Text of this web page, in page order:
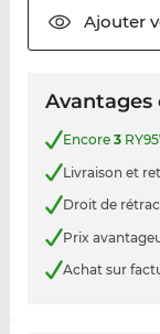
Ajouter
Avantages
Encore 3
Livraison et
Droit de
Prix
Achat sur